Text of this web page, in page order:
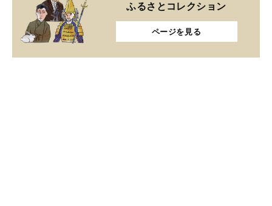
ふるさとコレクション
ページを見る